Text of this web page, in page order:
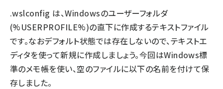
.wslconfig は、Windowsのユーザーフォルダ
(%USERPROFILE%)の直下に作成するテキストファイル
です。なおデフォルト状態では存在しないので、テキストエ
ディタを使って新規に作成しましょう。今回はWindows標
準のメモ帳を使い、空のファイルに以下の名前を付けて保
存しました。